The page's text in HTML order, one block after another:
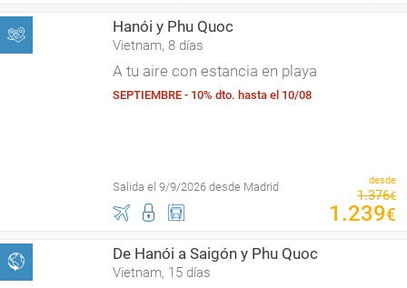
Hanói y Phu Quoc
Vietnam, 8 días
A tu aire con estancia en playa
SEPTIEMBRE - 10% dto. hasta el 10/08
Salida el 9/9/2026 desde Madrid desde
1.376€
1 .239€
De Hanói a Saigón y Phu Quoc
Vietnam, 15 días